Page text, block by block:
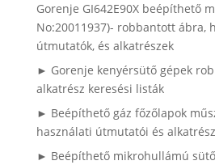
Gorenje GI642E90X beépíthető
No:20011937)- robbantott ábra,
útmutatók, és alkatrészek
► Gorenje kenyérsütő gépek
alkatrész keresési listák
► Beépíthető gáz főzőlapok
használati útmutatói és
► Beépíthető mikrohullámú